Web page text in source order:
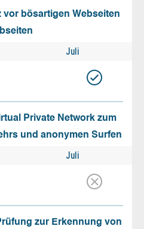
bösartigen Webseiten
Juli
Private Network zum
und anonymen Surfen
Juli
zur Erkennung von